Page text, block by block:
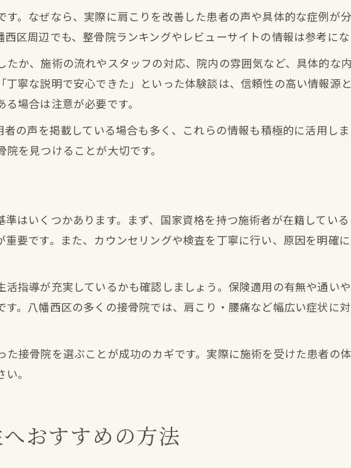
。なぜなら、実際に肩こりを改善した患者の声や具体的な症例が
区周辺でも、整骨院ランキングやレビューサイトの情報は参考にな
か、施術の流れやスタッフの対応、院内の雰囲気など、具体的な
寧な説明で安心できた」といった体験談は、信頼性の高い情報源
場合は注意が必要です。
の声を掲載している場合も多く、これらの情報も積極的に活用し
を見つけることが大切です。
はいくつかあります。まず、国家資格を持つ施術者が在籍してい
要です。また、カウンセリングや検査を丁寧に行い、原因を明確
指導が充実しているかも確認しましょう。保険適用の有無や通い
。八幡西区の多くの接骨院では、肩こり・腰痛など幅広い症状に
接骨院を選ぶことが成功のカギです。実際に施術を受けた患者の
。
おすすめの方法